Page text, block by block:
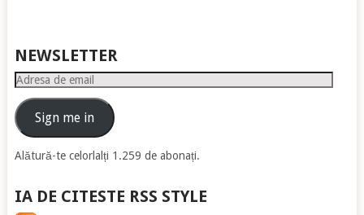
NEWSLETTER
Adresa
emailSign me in
Alătură-te celorlalți 1.259 de abonați.
IA DE CITESTE RSS STYLE